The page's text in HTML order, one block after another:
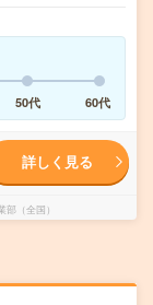
50代 60代
詳しく見る
（全国）